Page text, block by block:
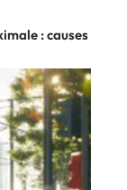
: causes